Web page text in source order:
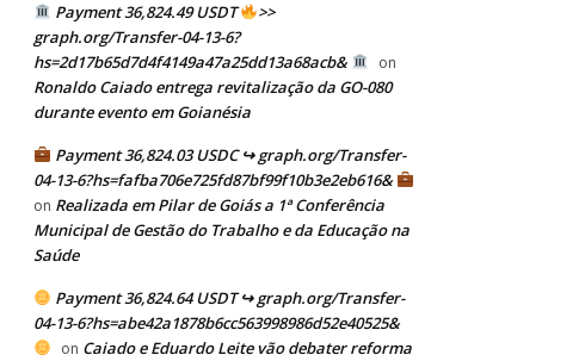
Payment 36,824.49 USDT
>>
graph.org/Transfer-04-13-6?
hs=2d17b65d7d4f4149a47a25dd13a68acb&
on
Ronaldo Caiado entrega revitalização da GO-080
durante evento em Goianésia
Payment 36,824.03 USDC ↪ graph.org/Transfer-
04-13-6?hs=fafba706e725fd87bf99f10b3e2eb616&
on Realizada em Pilar de Goiás a 1ª Conferência
Municipal de Gestão do Trabalho e da Educação na
Saúde
Payment 36,824.64 USDT ↪ graph.org/Transfer-
04-13-6?hs=abe42a1878b6cc563998986d52e40525&
on Caiado e Eduardo Leite vão debater reforma